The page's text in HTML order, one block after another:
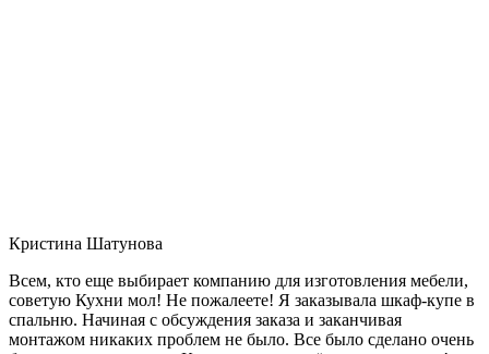
Кристина Шатунова
Всем, кто еще выбирает компанию для изготовления мебели,
советую Кухни мол! Не пожалеете! Я заказывала шкаф-купе в
спальню. Начиная с обсуждения заказа и заканчивая
монтажом никаких проблем не было. Все было сделано очень